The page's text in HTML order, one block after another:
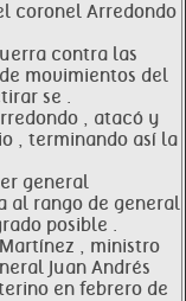
coronel Arredondo
contra las
movimientos del
se .
, atacó y
, terminando así la
general
al rango de general
posible .
, ministro
Juan Andrés
en febrero de